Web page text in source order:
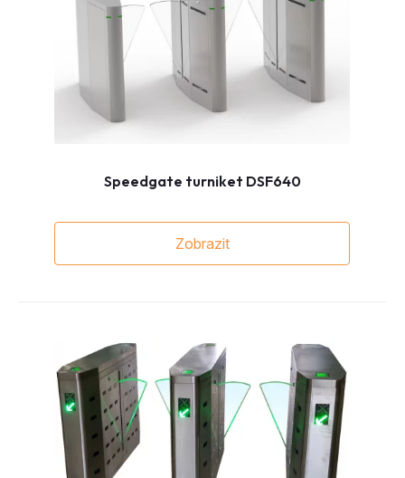
Speedgate turniket DSF640
Zobrazit